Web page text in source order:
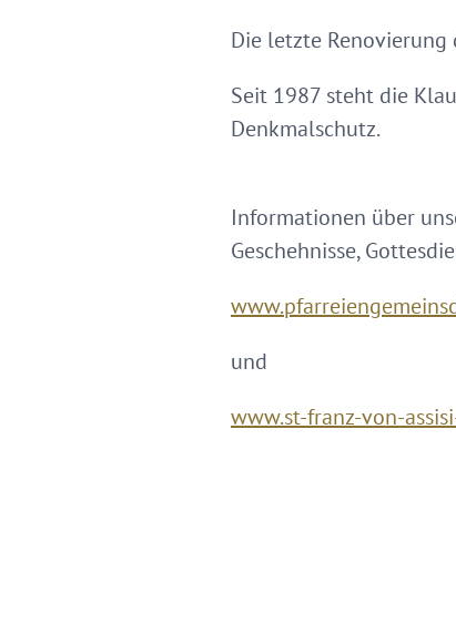
Die letzte
Seit 1987 steht die
Denkmalschutz.
Informationen über
Geschehnisse,
und
www.st-franz-von-